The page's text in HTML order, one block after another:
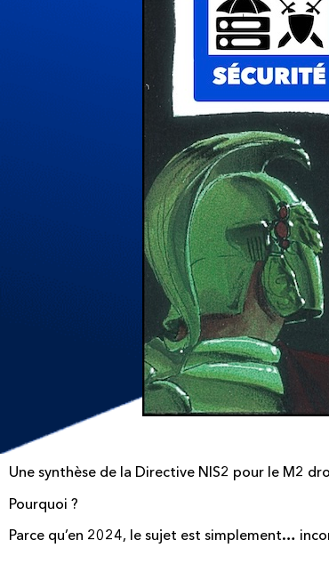
Une synthèse de la Directive NIS2 pour le M2
Pourquoi ?
Parce qu’en 2024, le sujet est simplement…